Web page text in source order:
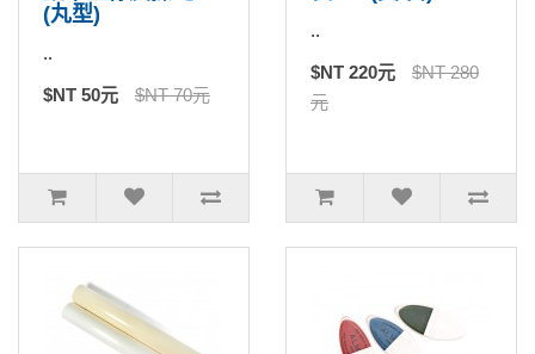
(丸型)
..
$NT 50元 $NT 70元
..
$NT 220元
$NT 280
元